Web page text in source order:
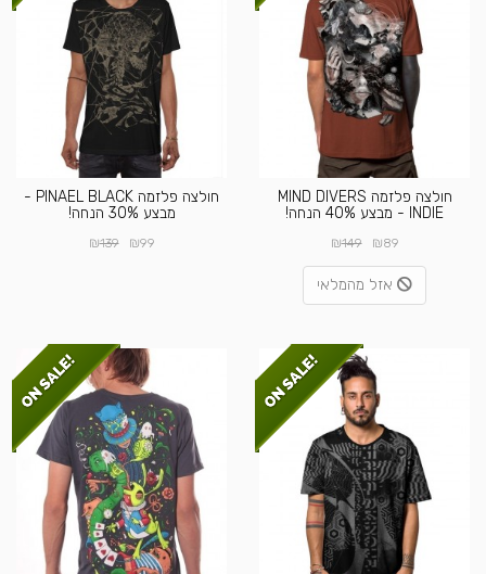
חולצה פלזמה MIND DIVERS
INDIE - מבצע 40% הנחה!
₪89
₪149
אזל מהמלאי
חולצה פלזמה PINAEL BLACK -
מבצע 30% הנחה!
₪99
₪139